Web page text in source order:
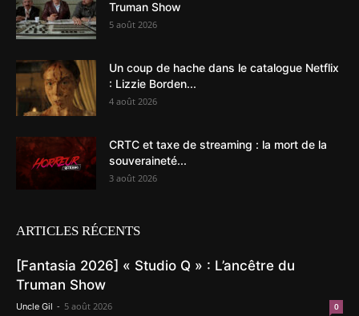
Truman Show
5 août 2026
Un coup de hache dans le catalogue Netflix
: Lizzie Borden...
4 août 2026
CRTC et taxe de streaming : la mort de la
souveraineté...
3 août 2026
ARTICLES RÉCENTS
[Fantasia 2026] « Studio Q » : L’ancêtre du
Truman Show
Uncle Gil - 5 août 2026 0